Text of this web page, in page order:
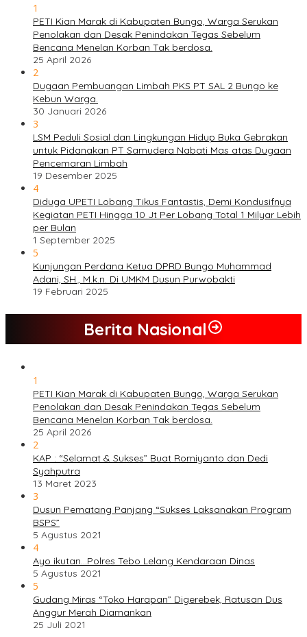
1
PETI Kian Marak di Kabupaten Bungo, Warga Serukan
Penolakan dan Desak Penindakan Tegas Sebelum
Bencana Menelan Korban Tak berdosa.
25 April 2026
2
Dugaan Pembuangan Limbah PKS PT SAL 2 Bungo ke
Kebun Warga.
30 Januari 2026
3
LSM Peduli Sosial dan Lingkungan Hidup Buka Gebrakan
untuk Pidanakan PT Samudera Nabati Mas atas Dugaan
Pencemaran Limbah
19 Desember 2025
4
Diduga UPETI Lobang Tikus Fantastis, Demi Kondusifnya
Kegiatan PETI Hingga 10 Jt Per Lobang Total 1 Milyar Lebih
per Bulan
1 September 2025
5
Kunjungan Perdana Ketua DPRD Bungo Muhammad
Adani, SH., M.k.n. Di UMKM Dusun Purwobakti
19 Februari 2025
Berita Nasional
1
PETI Kian Marak di Kabupaten Bungo, Warga Serukan
Penolakan dan Desak Penindakan Tegas Sebelum
Bencana Menelan Korban Tak berdosa.
25 April 2026
2
KAP : “Selamat & Sukses” Buat Romiyanto dan Dedi
Syahputra
13 Maret 2023
3
Dusun Pematang Panjang “Sukses Laksanakan Program
BSPS”
5 Agustus 2021
4
Ayo ikutan…Polres Tebo Lelang Kendaraan Dinas
5 Agustus 2021
5
Gudang Miras “Toko Harapan” Digerebek, Ratusan Dus
Anggur Merah Diamankan
25 Juli 2021